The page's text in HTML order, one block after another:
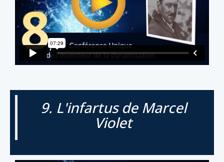
9. L'infartus de Marcel
Violet